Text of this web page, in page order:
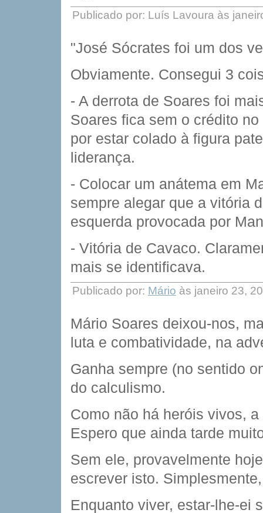
Publicado por: Luís Lavoura às
"José Sócrates foi um dos
Obviamente. Consegui 3
- A derrota de Soares foi
Soares fica sem o crédito
por estar colado à figura
liderança.
- Colocar um anátema em
sempre alegar que a vitória
esquerda provocada por
- Vitória de Cavaco.
mais se identificava.
Publicado por: Mário às janeiro 23,
Mário Soares deixou-nos,
luta e combatividade, na
Ganha sempre (no sentido
do calculismo.
Como não há heróis vivos,
Espero que ainda tarde
Sem ele, provavelmente
escrever isto.
Enquanto viver, estar-lhe-ei